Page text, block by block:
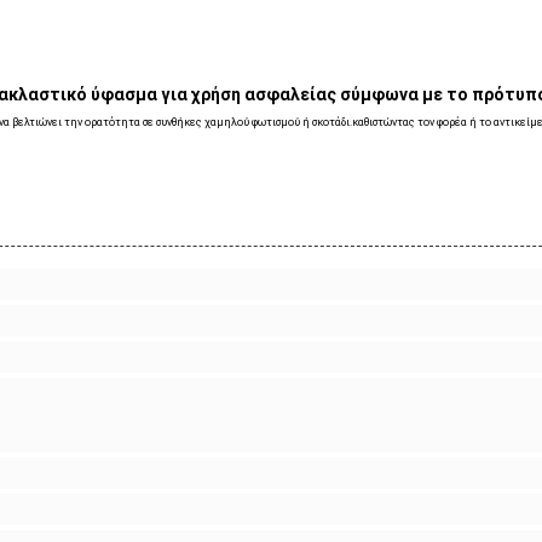
ύφασμα για χρήση ασφαλείας σύμφωνα με το
βελτιώνει την ορατότητα σε συνθήκες χαμηλού φωτισμού ή σκοτάδι.καθιστώντας τον φορέα ή το